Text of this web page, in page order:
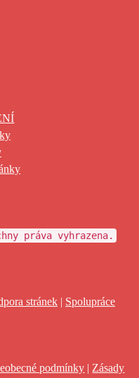
práva vyhrazena.
stránek| Spolupráce
podmínky |Zásady